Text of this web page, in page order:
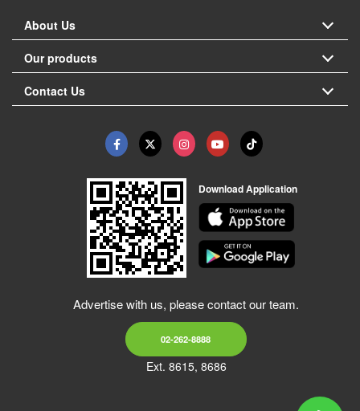
About Us
Our products
Contact Us
Download Application
Advertise with us, please contact our team.
02-262-8888
Ext. 8615, 8686